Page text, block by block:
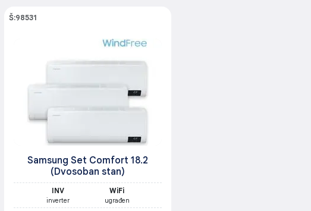
Š:98531
Samsung Set Comfort 18.2
(Dvosoban stan)
INV
inverter
WiFi
ugrađen